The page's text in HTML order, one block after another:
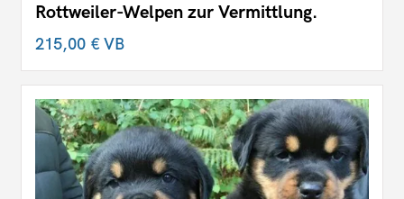
Rottweiler-Welpen zur Vermittlung.
215,00 €VB